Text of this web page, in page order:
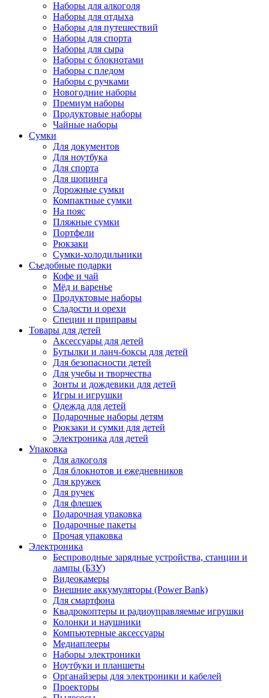
Наборы для алкоголя
Наборы для отдыха
Наборы для путешествий
Наборы для спорта
Наборы для сыра
Наборы с блокнотами
Наборы с пледом
Наборы с ручками
Новогодние наборы
Премиум наборы
Продуктовые наборы
Чайные наборы
Сумки
Для документов
Для ноутбука
Для спорта
Для шопинга
Дорожные сумки
Компактные сумки
На пояс
Пляжные сумки
Портфели
Рюкзаки
Сумки-холодильники
Съедобные подарки
Кофе и чай
Мёд и варенье
Продуктовые наборы
Сладости и орехи
Специи и приправы
Товары для детей
Аксессуары для детей
Бутылки и ланч-боксы для детей
Для безопасности детей
Для учебы и творчества
Зонты и дождевики для детей
Игры и игрушки
Одежда для детей
Подарочные наборы детям
Рюкзаки и сумки для детей
Электроника для детей
Упаковка
Для алкоголя
Для блокнотов и ежедневников
Для кружек
Для ручек
Для флешек
Подарочная упаковка
Подарочные пакеты
Прочая упаковка
Электроника
Беспроводные зарядные устройства, станции и
лампы (БЗУ)
Видеокамеры
Внешние аккумуляторы (Power Bank)
Для смартфона
Квадрокоптеры и радиоуправляемые игрушки
Колонки и наушники
Компьютерные аксессуары
Медиаплееры
Наборы электроники
Ноутбуки и планшеты
Органайзеры для электроники и кабелей
Проекторы